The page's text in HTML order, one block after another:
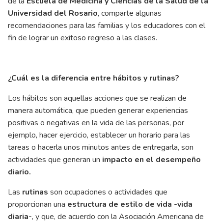
Universidad del Rosario, comparte algunas
recomendaciones para las familias y los educadores con el
fin de lograr un exitoso regreso a las clases.
¿Cuál es la diferencia entre hábitos y rutinas?
Los hábitos son aquellas acciones que se realizan de
manera automática, que pueden generar experiencias
positivas o negativas en la vida de las personas, por
ejemplo, hacer ejercicio, establecer un horario para las
tareas o hacerla unos minutos antes de entregarla, son
actividades que generan un impacto en el desempeño
diario.
Las rutinas son ocupaciones o actividades que
proporcionan una estructura de estilo de vida -vida
diaria-, y que, de acuerdo con la Asociación Americana de